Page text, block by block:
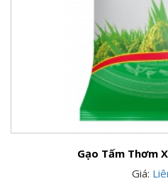
Gạo Tấm Thơm
Giá: